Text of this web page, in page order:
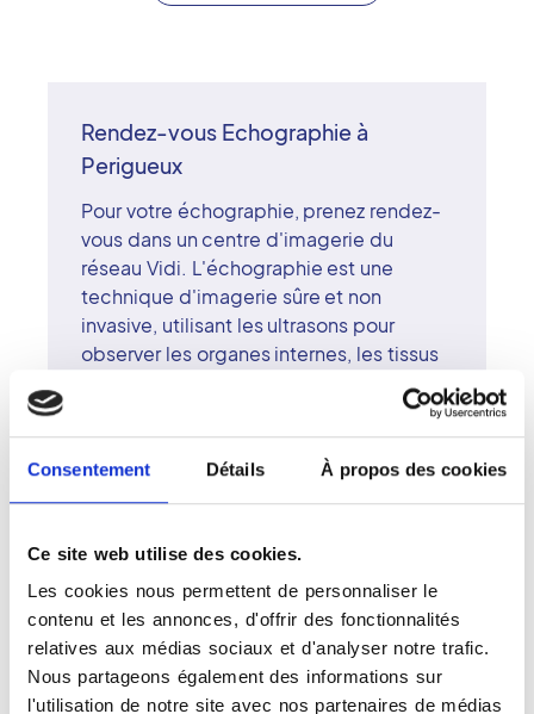
Consentement Détails À propos des cookies
Ce site web utilise des cookies.
Les cookies nous permettent de personnaliser le
contenu et les annonces, d'offrir des fonctionnalités
relatives aux médias sociaux et d'analyser notre trafic.
Nous partageons également des informations sur
l'utilisation de notre site avec nos partenaires de médias
Rendez-vous Echographie à
Perigueux
Pour votre échographie, prenez rendez-
vous dans un centre d'imagerie du
réseau Vidi. L'échographie est une
technique d'imagerie sûre et non
invasive, utilisant les ultrasons pour
observer les organes internes, les tissus
ou la circulation sanguine, sans rayons X.
nombreux diagnostics, qu'il s'agisse
d'un suivi abdominal, gynécologique ou
vasculaire. Les radiologues
la qualité de chaque étape : acquisition,
interprétation et restitution des résultats.
Le réseau Vidi associe excellence
technique, exigence scientifique et
approche humaine. L'échographie se
déroule dans un environnement calme et